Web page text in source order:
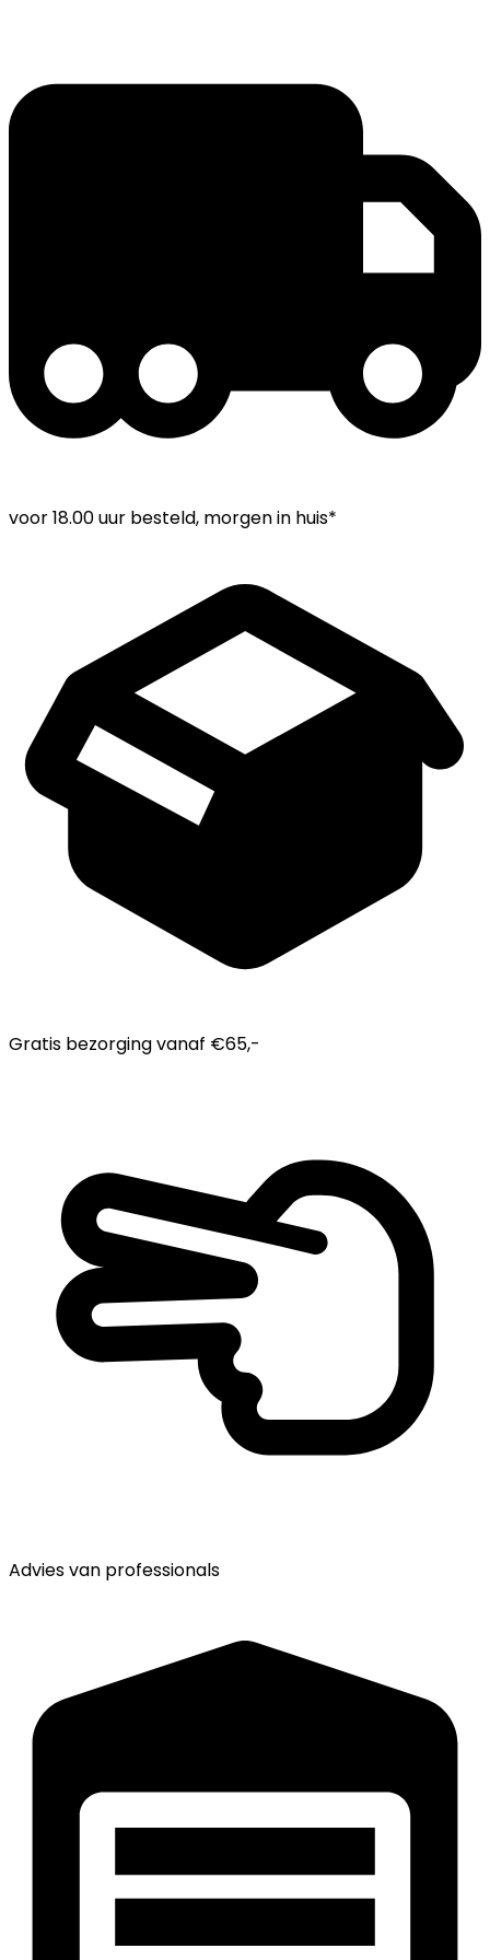
voor18.00 uur besteld, morgen in huis*
Gratis bezorgingvanaf €65,-
Advies van professionals